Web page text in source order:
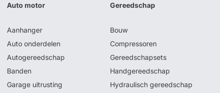
Auto motor
Aanhanger
Auto onderdelen
Autogereedschap
Banden
Garage uitrusting
Gereedschap
Bouw
Compressoren
Gereedschapsets
Handgereedschap
Hydraulisch gereedschap